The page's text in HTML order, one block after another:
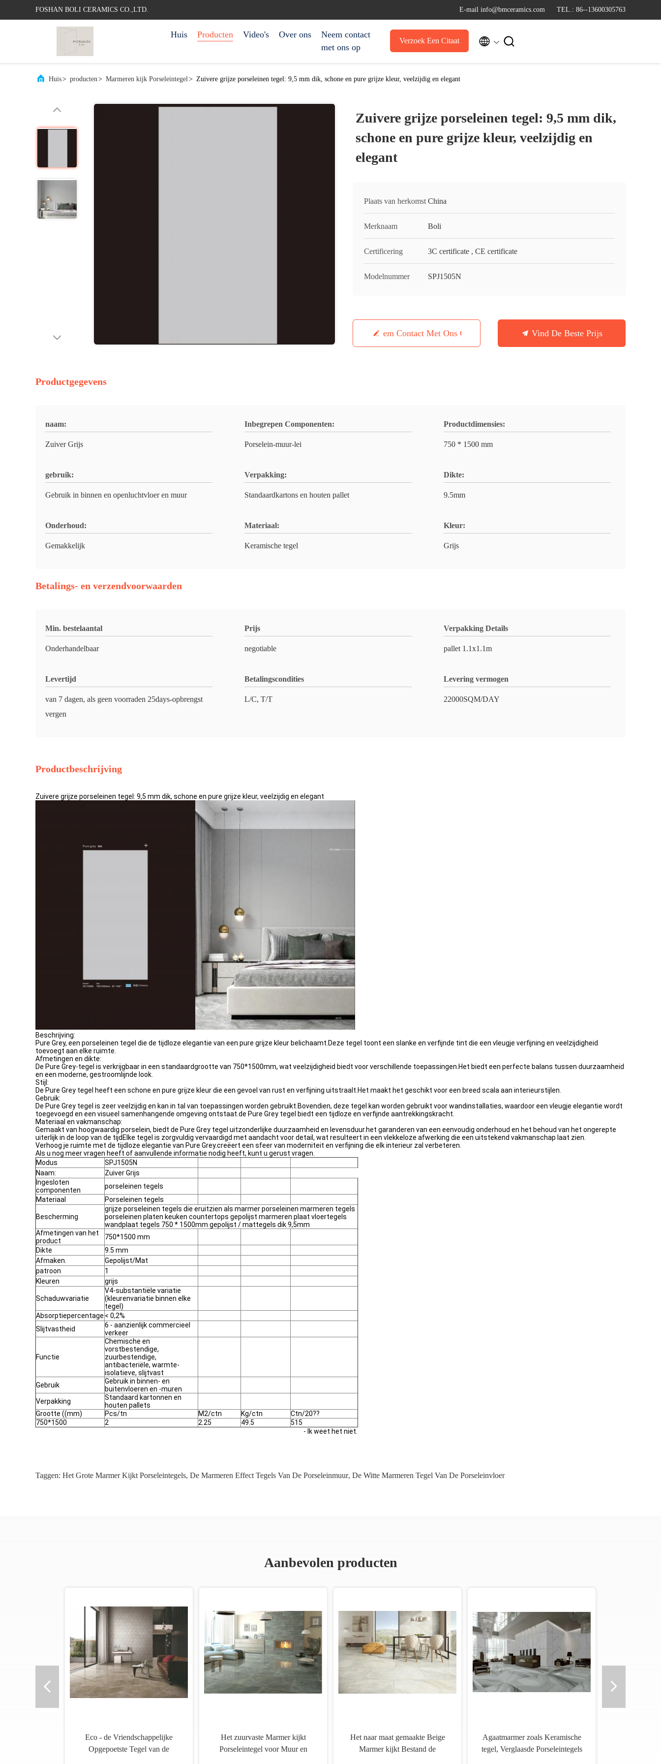
FOSHAN BOLI CERAMICS CO.,LTD. E-mail info@bmceramics.com TEL.: 86--13600305763
Huis Producten Video's Over ons
Neem contact
met ons op
Verzoek Een Citaat  
Huis> producten> Marmeren kijk Porseleintegel> Zuivere grijze porseleinen tegel: 9,5 mm dik, schone en pure grijze kleur, veelzijdig en elegant
Zuivere grijze porseleinen tegel: 9,5 mm dik,
schone en pure grijze kleur, veelzijdig en
elegant
Plaats van herkomst China
Merknaam Boli
Certificering 3C certificate , CE certificate
Modelnummer SPJ1505N
Neem Contact Met Ons Op Vind De Beste Prijs
Productgegevens
naam:
Zuiver Grijs
Inbegrepen Componenten:
Porselein-muur-lei
Productdimensies:
750 * 1500 mm
gebruik:
Gebruik in binnen en openluchtvloer en muur
Verpakking:
Standaardkartons en houten pallet
Dikte:
9.5mm
Onderhoud:
Gemakkelijk
Materiaal:
Keramische tegel
Kleur:
Grijs
Betalings- en verzendvoorwaarden
Min. bestelaantal
Onderhandelbaar
Prijs
negotiable
Verpakking Details
pallet 1.1x1.1m
Levertijd
van 7 dagen, als geen voorraden 25days-opbrengst
vergen
Betalingscondities
L/C, T/T
Levering vermogen
22000SQM/DAY
Productbeschrijving
Zuivere grijze porseleinen tegel: 9,5 mm dik, schone en pure grijze kleur, veelzijdig en elegant
Beschrijving:
Pure Grey, een porseleinen tegel die de tijdloze elegantie van een pure grijze kleur belichaamt.Deze tegel toont een slanke en verfijnde tint die een vleugje verfijning en veelzijdigheid
toevoegt aan elke ruimte.
Afmetingen en dikte:
De Pure Grey-tegel is verkrijgbaar in een standaardgrootte van 750*1500mm, wat veelzijdigheid biedt voor verschillende toepassingen.Het biedt een perfecte balans tussen duurzaamheid
en een moderne, gestroomlijnde look.
Stijl:
De Pure Grey tegel heeft een schone en pure grijze kleur die een gevoel van rust en verfijning uitstraalt.Het maakt het geschikt voor een breed scala aan interieurstijlen.
Gebruik:
De Pure Grey tegel is zeer veelzijdig en kan in tal van toepassingen worden gebruikt.Bovendien, deze tegel kan worden gebruikt voor wandinstallaties, waardoor een vleugje elegantie wordt
toegevoegd en een visueel samenhangende omgeving ontstaat.de Pure Grey tegel biedt een tijdloze en verfijnde aantrekkingskracht.
Materiaal en vakmanschap:
Gemaakt van hoogwaardig porselein, biedt de Pure Grey tegel uitzonderlijke duurzaamheid en levensduur.het garanderen van een eenvoudig onderhoud en het behoud van het ongerepte
uiterlijk in de loop van de tijdElke tegel is zorgvuldig vervaardigd met aandacht voor detail, wat resulteert in een vlekkeloze afwerking die een uitstekend vakmanschap laat zien.
Verhoog je ruimte met de tijdloze elegantie van Pure Grey.creëert een sfeer van moderniteit en verfijning die elk interieur zal verbeteren.
Als u nog meer vragen heeft of aanvullende informatie nodig heeft, kunt u gerust vragen.
Modus
SPJ1505N
Naam:
Zuiver Grijs
Ingesloten
componenten
porseleinen tegels
Materiaal
Porseleinen tegels
Bescherming
grijze porseleinen tegels die eruitzien als marmer porseleinen marmeren tegels
porseleinen platen keuken countertops gepolijst marmeren plaat vloertegels
wandplaat tegels 750 * 1500mm gepolijst / mattegels dik 9,5mm
Afmetingen van het
product
750*1500 mm
Dikte
9.5 mm
Afmaken.
Gepolijst/Mat
patroon
1
Kleuren
grijs
Schaduwvariatie
V4-substantiële variatie
(kleurenvariatie binnen elke
tegel)
Absorptiepercentage < 0,2%
Slijtvastheid
6 - aanzienlijk commercieel
verkeer
Functie
Chemische en
vorstbestendige,
zuurbestendige,
antibacteriële, warmte-
isolatieve, slijtvast
Gebruik
Gebruik in binnen- en
buitenvloeren en -muren
Verpakking
Standaard kartonnen en
houten pallets
Grootte ((mm)
Pcs/tn M2/ctn Kg/ctn
Ctn/20??
750*1500
2 2.25 49.5
515
- Ik weet het niet.
Taggen: Het Grote Marmer Kijkt Porseleintegels, De Marmeren Effect Tegels Van De Porseleinmuur, De Witte Marmeren Tegel Van De Porseleinvloer
Aanbevolen producten
Agaatmarmer zoals Keramische
tegel, Verglaasde Porseleintegels
Marmer van de agaat kijkt het
Grote Grootte Porseleintegel voor
Super Witte Opgepoetste het
Porseleintegel van Carrara, Tegel
Het grote Witte Marmer kijkt
Porseleintegel/de Marmeren Tegel